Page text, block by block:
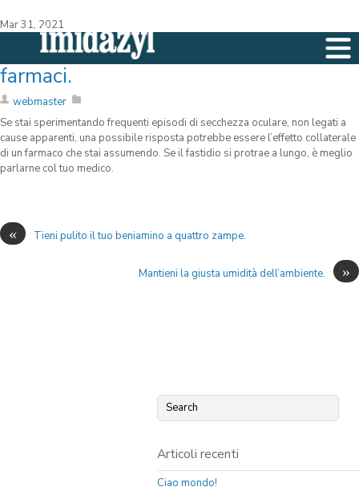
Mar 31, 2021
Pensa ai possibili effetti collaterali dei
farmaci.
webmaster
Se stai sperimentando frequenti episodi di secchezza oculare, non legati a
cause apparenti, una possibile risposta potrebbe essere l’effetto collaterale
di un farmaco che stai assumendo. Se il fastidio si protrae a lungo, è meglio
parlarne col tuo medico.
« Tieni pulito il tuo beniamino a quattro zampe.
»
Mantieni la giusta umidità dell’ambiente.
Articoli recenti
Ciao mondo!